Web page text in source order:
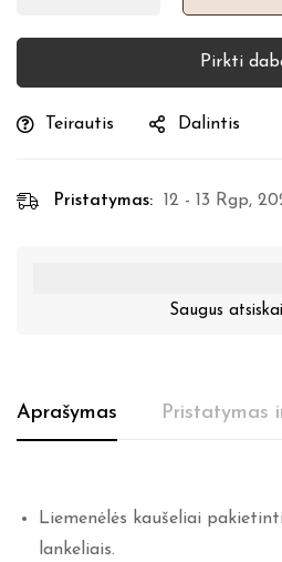
Pirkti
Teirautis Dalintis
Pristatymas: 12 - 13 Rgp,
Saugus
Aprašymas Pristatymas
Liemenėlės kaušeliai
lankeliais.